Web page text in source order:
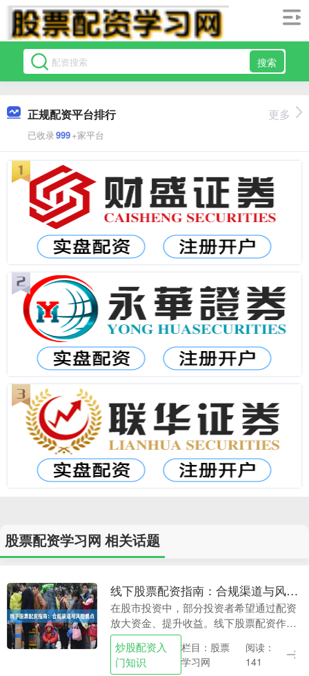
搜索
正规配资平台排行
已收录999+家平台
更多
股票配资学习网 相关话题
线下股票配资指南：合规渠道与风控要点
在股市投资中，部分投资者希望通过配资
放大资金、提升收益。线下股票配资作为
一种传统方式，仍有一定市场需求。然
而，由于监管政策收紧，投资者必须了解
合规渠道与风控要点....
炒股配资入
门知识
栏目：股票
学习网
阅读：
141